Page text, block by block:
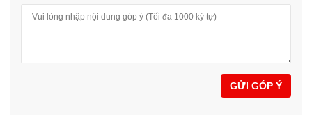
GỬI GÓP Ý